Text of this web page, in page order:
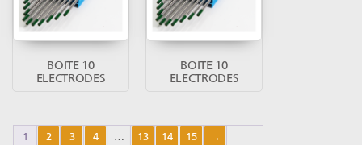
BOITE 10
ELECTRODES
BOITE 10
ELECTRODES
1 2 3 4 … 13 14 15 →